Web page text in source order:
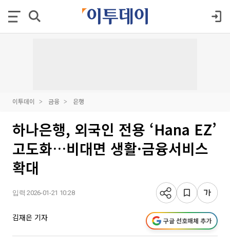
이투데이 금융 은행
하나은행, 외국인 전용 ‘Hana EZ’
고도화…비대면 생활·금융서비스
확대
입력 2026-01-21 10:28
김재은 기자 구글 선호매체 추가